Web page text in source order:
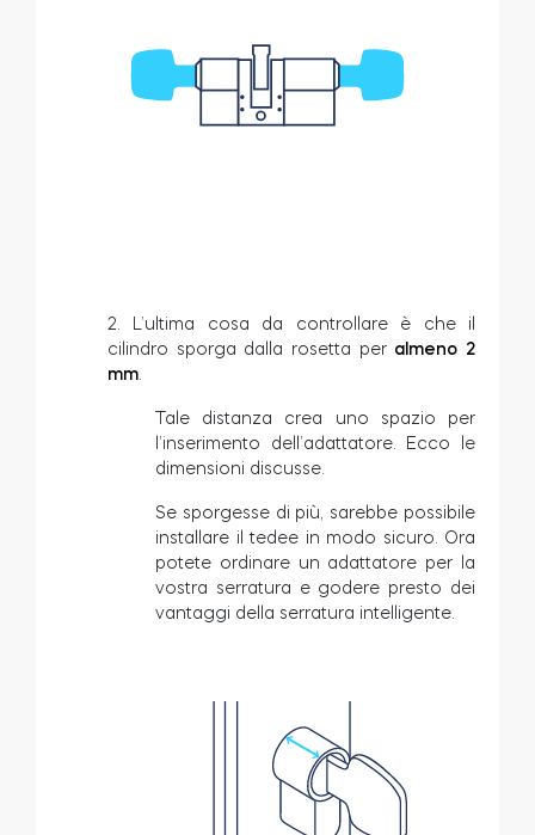
2. L’ultima cosa da controllare è che il
cilindro sporga dalla rosetta per almeno 2
mm
Tale distanza crea uno spazio per
l’inserimento dell’adattatore. Ecco le
dimensioni discusse.
Se sporgesse di più, sarebbe possibile
installare il tedee in modo sicuro. Ora
potete ordinare un adattatore per la
vostra serratura e godere presto dei
vantaggi della serratura intelligente.